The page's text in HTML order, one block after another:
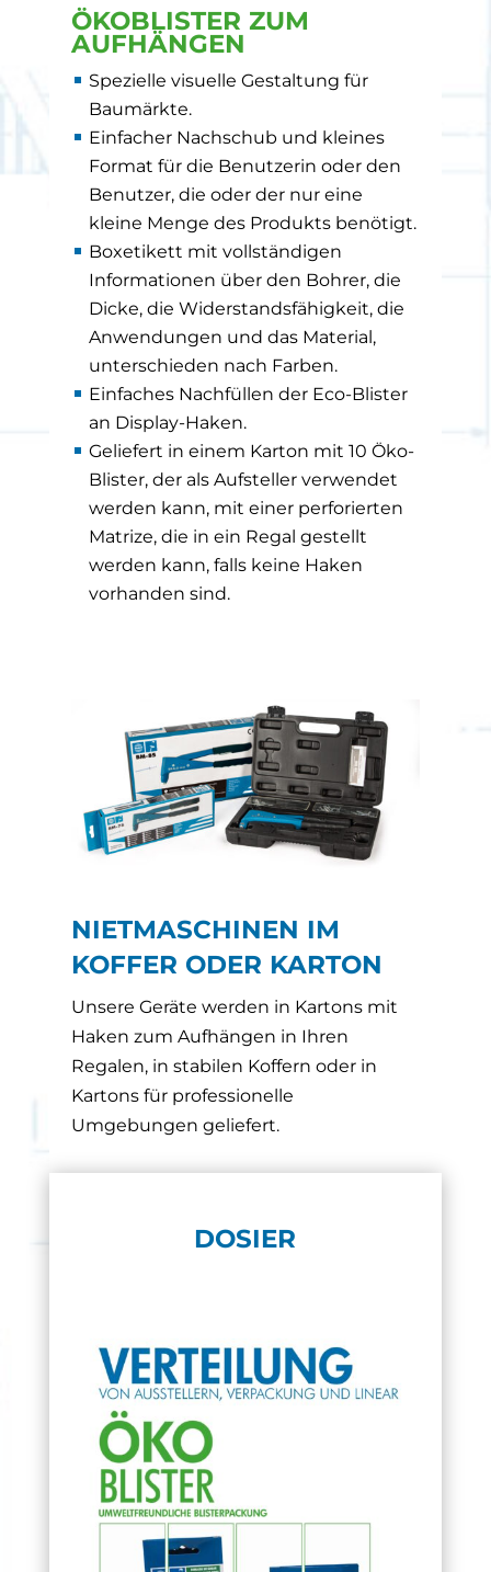
ÖKOBLISTER ZUM
AUFHÄNGEN
Spezielle visuelle Gestaltung für
Baumärkte.
Einfacher Nachschub und kleines
Format für die Benutzerin oder den
Benutzer, die oder der nur eine
kleine Menge des Produkts benötigt.
Boxetikett mit vollständigen
Informationen über den Bohrer, die
Dicke, die Widerstandsfähigkeit, die
Anwendungen und das Material,
unterschieden nach Farben.
Einfaches Nachfüllen der Eco-Blister
an Display-Haken.
Geliefert in einem Karton mit 10 Öko-
Blister, der als Aufsteller verwendet
werden kann, mit einer perforierten
Matrize, die in ein Regal gestellt
werden kann, falls keine Haken
vorhanden sind.
NIETMASCHINEN IM
KOFFER ODER KARTON
Unsere Geräte werden in Kartons mit
Haken zum Aufhängen in Ihren
Regalen, in stabilen Koffern oder in
Kartons für professionelle
Umgebungen geliefert.
DOSIER